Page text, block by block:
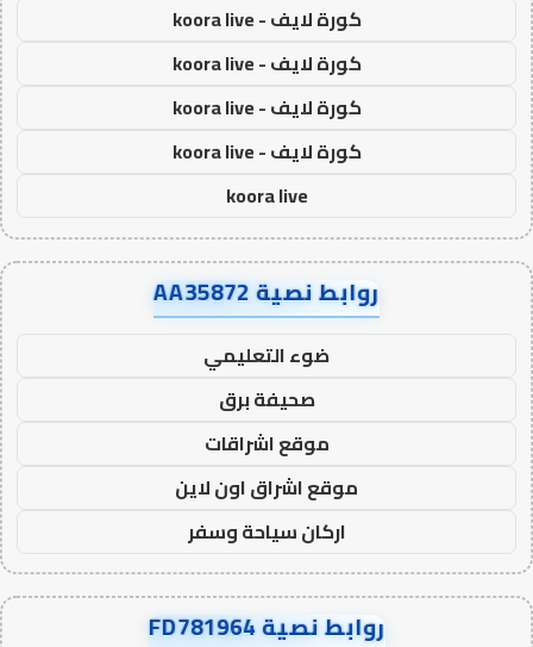
كورة لايف - koora live
كورة لايف - koora live
كورة لايف - koora live
كورة لايف - koora live
koora live
روابط نصية AA35872
ضوء التعليمي
صحيفة برق
موقع اشراقات
موقع اشراق اون لاين
اركان سياحة وسفر
روابط نصية FD781964